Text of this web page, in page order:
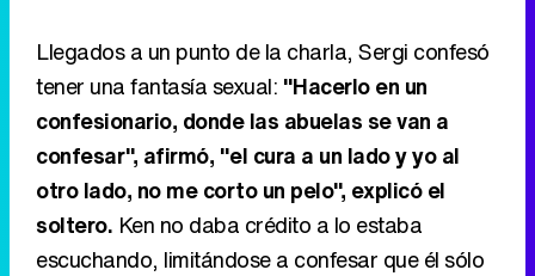
Llegados a un punto de la charla, Sergi confesó
tener una fantasía sexual: "Hacerlo en un
confesionario, donde las abuelas se van a
confesar", afirmó, "el cura a un lado y yo al
otro lado, no me corto un pelo", explicó el
soltero. Ken no daba crédito a lo estaba
escuchando, limitándose a confesar que él sólo